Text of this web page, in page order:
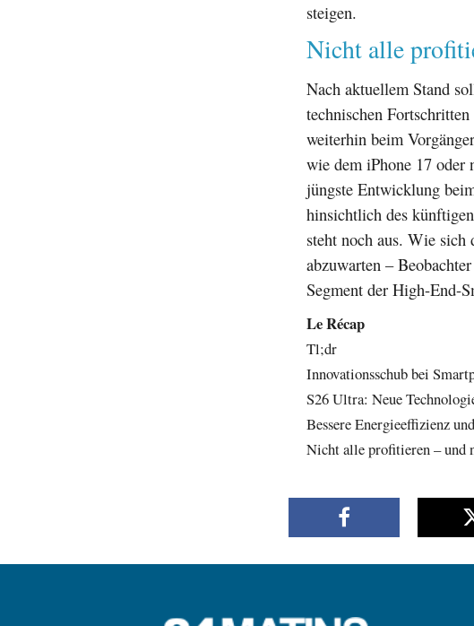
steigen.
Nicht alle
Nach aktuellem Stand
technischen
weiterhin beim
wie dem iPhone 17 oder
jüngste Entwicklung
hinsichtlich des
steht noch aus. Wie
abzuwarten –
Segment der High-End-
Le Récap
Tl;dr
Innovationsschub bei
S26 Ultra: Neue
Bessere Energieeffizienz
Nicht alle profitieren – und